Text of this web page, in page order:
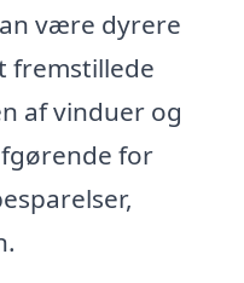
være dyrere
fremstillede
af vinduer og
for